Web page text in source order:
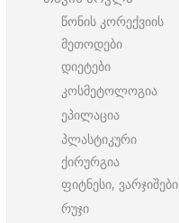
წონის კორექვიის
მეთოდები
დიეტები
კოსმეტოლოგია
ეპილაცია
პლასტიკური
ქირურგია
ფიტნესი, ვარჯიშები
რუჯი